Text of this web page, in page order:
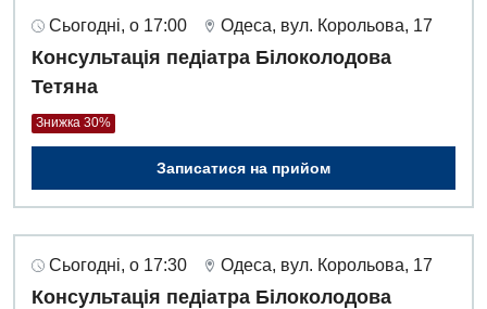
Дієтологія
Ендокринологія
Кардіологія
Неврологія
Сьогодні, о 17:00 Одеса, вул. Корольова, 17
Консультація педіатра Білоколодова
Тетяна
Знижка 30%
Записатися на прийом
Сьогодні, о 17:30 Одеса, вул. Корольова, 17
Консультація педіатра Білоколодова